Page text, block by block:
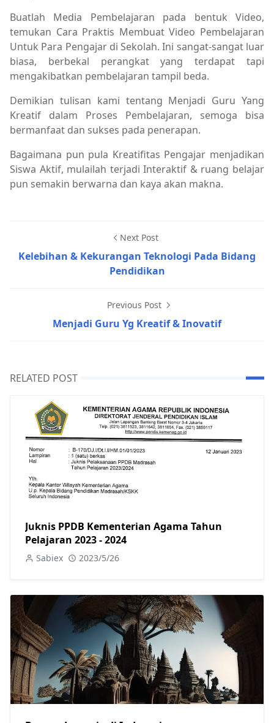
Buatlah Media Pembelajaran pada bentuk Video,
temukan Cara Praktis Membuat Video Pembelajaran
Untuk Para Pengajar di Sekolah. Ini sangat-sangat luar
biasa, berbekal perangkat yang terdapat tapi
mengakibatkan pembelajaran tampil beda.
Demikian tulisan kami tentang Menjadi Guru Yang
Kreatif dalam Proses Pembelajaran, semoga bisa
bermanfaat dan sukses pada penerapan.
Bagaimana pun pula Kreatifitas Pengajar menjadikan
Siswa Aktif, mulailah terjadi Interaktif & ruang belajar
pun semakin berwarna dan kaya akan makna.
Next Post
Kelebihan & Kekurangan Teknologi Pada Bidang
Pendidikan
Previous Post
Menjadi Guru Yg Kreatif & Inovatif
RELATED POST
Juknis PPDB Kementerian Agama Tahun
Pelajaran 2023 - 2024
Sabiex 2023/5/26